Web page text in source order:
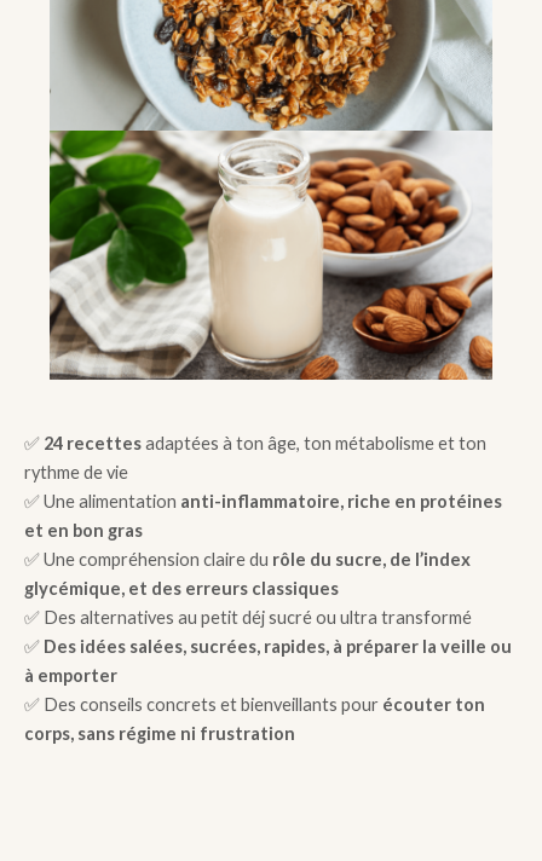
✅ 24 recettesadaptées à ton âge, ton métabolisme et ton
rythme de vie
✅ Une alimentation anti-inflammatoire, riche en protéines
et en bon gras
✅ Une compréhension claire du rôle du sucre, de l’index
glycémique, et des erreurs classiques
✅ Des alternatives au petit déj sucré ou ultra transformé
✅ Des idées salées, sucrées, rapides, à préparer la veille ou
à emporter
✅ Des conseils concrets et bienveillants pour écouter ton
corps, sans régime ni frustration